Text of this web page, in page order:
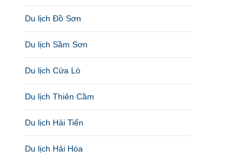
Du lịch Đồ Sơn
Du lịch Sầm Sơn
Du lịch Cửa Lò
Du lịch Thiên Cầm
Du lịch Hải Tiến
Du lịch Hải Hòa